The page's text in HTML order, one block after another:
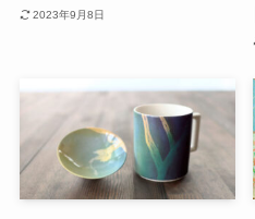
2023年9月8日